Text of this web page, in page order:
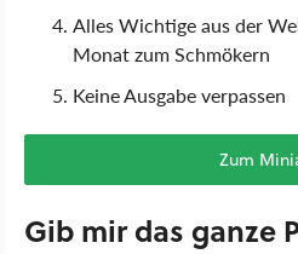
Alles Wichtige aus der
Monat zum Schmökern
Keine Ausgabe verpassen
Zum
Gib mir das ganze